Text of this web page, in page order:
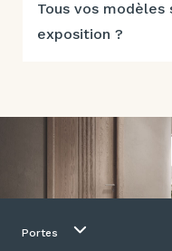
Tous vos
exposition ?
Portes